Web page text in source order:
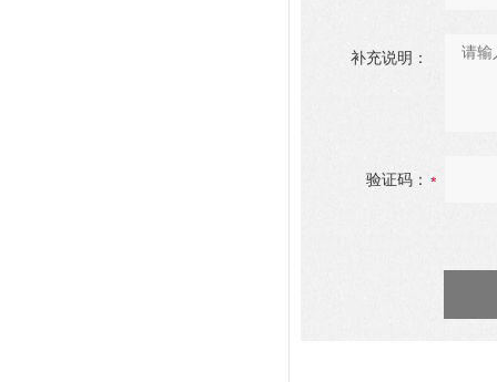
补充说明：
验证码：